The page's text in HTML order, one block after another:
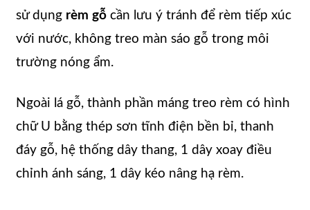
sử dụng rèm gỗ cần lưu ý tránh để rèm tiếp xúc
với nước, không treo màn sáo gỗ trong môi
trường nóng ẩm.
Ngoài lá gỗ, thành phần máng treo rèm có hình
chữ U bằng thép sơn tĩnh điện bền bỉ, thanh
đáy gỗ, hệ thống dây thang, 1 dây xoay điều
chỉnh ánh sáng, 1 dây kéo nâng hạ rèm.